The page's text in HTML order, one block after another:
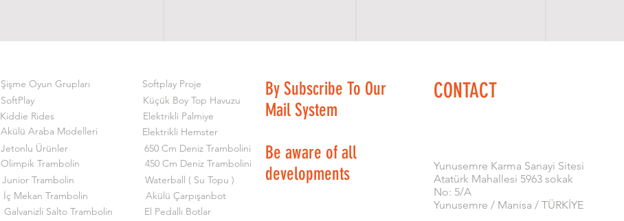
Şişme Oyun Grupları
SoftPlay
Kiddie Rides
Akülü Araba Modelleri
Jetonlu Ürünler
Olimpik Trambolin
Junior Trambolin
İç Mekan Trambolin
Galvanizli Salto Trambolin
Softplay Proje
Küçük Boy Top Havuzu
Elektrikli Palmiye
Elektrikli Hemster
650 Cm Deniz Trambolini
450 Cm Deniz Trambolini
Waterball ( Su Topu )
Akülü Çarpışanbot
El Pedallı Botlar
By Subscribe To Our
Mail System
Be aware of all
developments
CONTACT
​Yunusemre Karma Sanayi Sitesi
Atatürk Mahallesi 5963 sokak
No: 5/A
Yunusemre / Manisa / TÜRKİYE